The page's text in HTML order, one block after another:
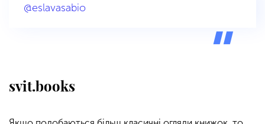
@eslavasabio
svit.books